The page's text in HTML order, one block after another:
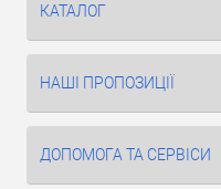
КАТАЛОГ
НАШІ ПРОПОЗИЦІЇ
ДОПОМОГА ТА СЕРВІСИ